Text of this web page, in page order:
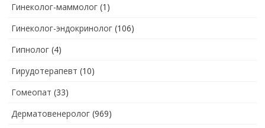
Гинеколог-маммолог (1)
Гинеколог-эндокринолог (106)
Гипнолог (4)
Гирудотерапевт (10)
Гомеопат (33)
Дерматовенеролог (969)